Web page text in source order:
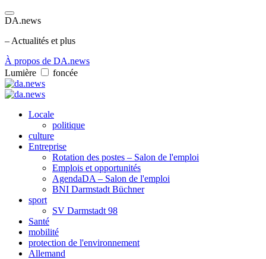
DA.news
– Actualités et plus
À propos de DA.news
Lumière
foncée
Locale
politique
culture
Entreprise
Rotation des postes – Salon de l'emploi
Emplois et opportunités
AgendaDA – Salon de l'emploi
BNI Darmstadt Büchner
sport
SV Darmstadt 98
Santé
mobilité
protection de l'environnement
Allemand